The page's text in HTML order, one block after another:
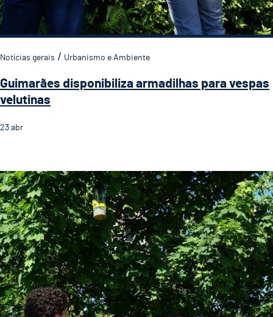
Notícias gerais Urbanismo e Ambiente
Guimarães disponibiliza armadilhas para vespas
velutinas
23 abr
Guimarães disponibiliza armadilhas para vespas